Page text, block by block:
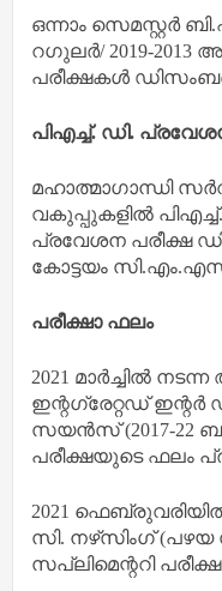
ഒന്നാം സെമസ്റ്റർ
റഗുലർ/ 2019-2013
പരീക്ഷകൾ
പിഎച്ച്. ഡി.
മഹാത്മാഗാന്ധി
വകുപ്പുകളിൽ
പ്രവേശന പരീക്ഷ
കോട്ടയം
പരീക്ഷാ ഫലം
2021 മാർച്ചിൽ
ഇന്റഗ്രേറ്റഡ് ഇന്റർ
സയൻസ് (2017-22
പരീക്ഷയുടെ ഫലം
2021
സി. നഴ്‌സിംഗ് (പഴയ
സപ്ലിമെന്ററി